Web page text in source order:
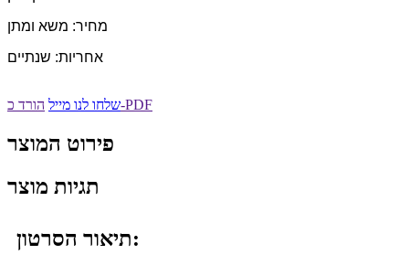
מחיר: משא ומתן
אחריות: שנתיים
שלחו לנו מיילהורד כ-PDF
פירוט המוצר
תגיות מוצר
תיאור הסרטון: